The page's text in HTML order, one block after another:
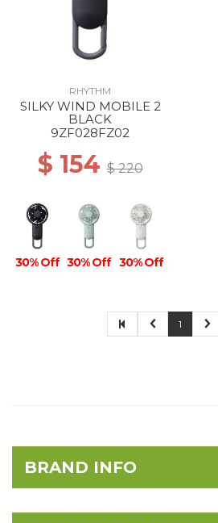
RHYTHM
SILKY WIND MOBILE 2
BLACK
9ZF028FZ02
$ 154$ 220
30% Off 30% Off 30% Off
1
BRAND INFO